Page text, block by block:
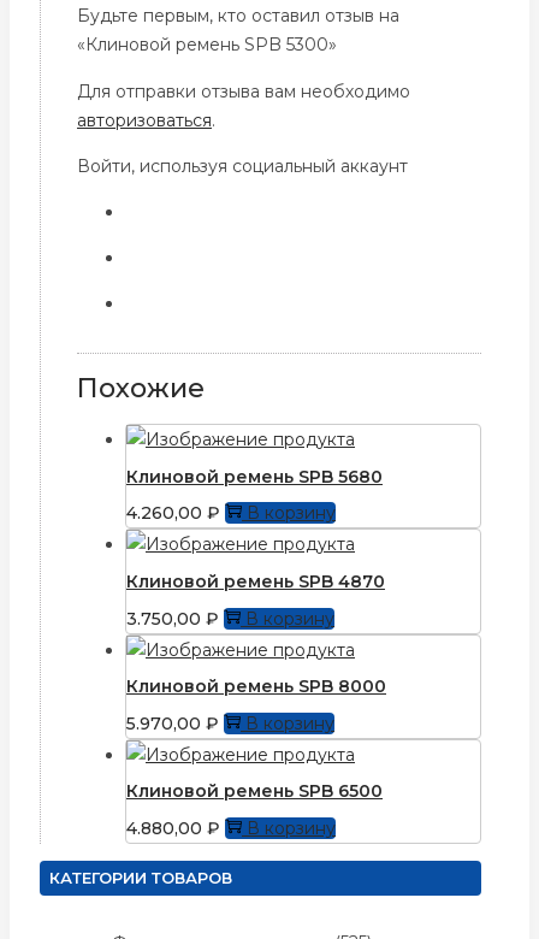
Будьте первым, кто оставил отзыв на
«Клиновой ремень SPB 5300»
Для отправки отзыва вам необходимо
авторизоваться.
Войти, используя социальный аккаунт
Похожие
Клиновой ремень SPB 5680
4.260,00 ₽ В корзину
Клиновой ремень SPB 4870
3.750,00 ₽ В корзину
Клиновой ремень SPB 8000
5.970,00 ₽ В корзину
Клиновой ремень SPB 6500
4.880,00 ₽ В корзину
КАТЕГОРИИ ТОВАРОВ